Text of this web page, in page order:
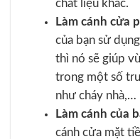
chất liệu khác.
Làm cánh cửa
của bạn sử
thì nó sẽ giúp
trong một số
như cháy nhà,…
Làm cánh của
cánh cửa mặt